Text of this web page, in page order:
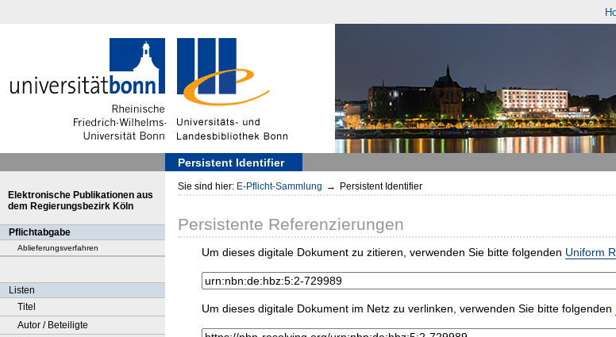
Persistent Identifier
Elektronische Publikationen aus
dem Regierungsbezirk Köln
Pflichtabgabe
Ablieferungsverfahren
Listen
Titel
Autor / Beteiligte
Sie sind hier: E-Pflicht-Sammlung → Persistent Identifier
Persistente Referenzierungen
Um dieses digitale Dokument zu zitieren, verwenden Sie bitte folgenden Uniform
Um dieses digitale Dokument im Netz zu verlinken, verwenden Sie bitte folgenden